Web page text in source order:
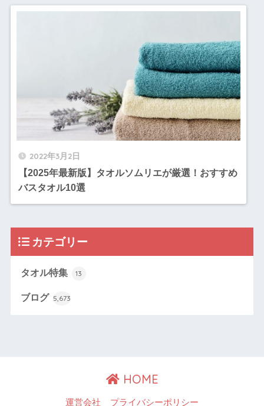
2022年3月2日
【2025年最新版】タオルソムリエが厳選！おすすめ
バスタオル10選
カテゴリー
タオル特集 13
ブログ 5,673
HOME
運営会社 プライバシーポリシー